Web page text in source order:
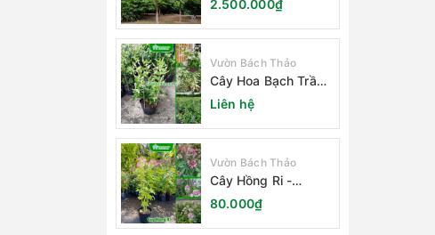
2.500.000₫
Vườn Bách Thảo
Cây Hoa Bạch Trầm
Hương
Liên hệ
Vườn Bách Thảo
Cây Hồng Ri -
Cleome Spinosa
80.000₫